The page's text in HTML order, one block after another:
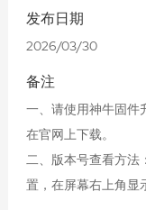
发布日期
2026/03/30
备注
一、请使用神牛固件
在官网上下载。
二、版本号查看方法
置，在屏幕右上角显